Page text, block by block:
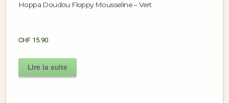
Hoppa Doudou Floppy Mousseline – Vert
CHF 15.90
Lire la suite